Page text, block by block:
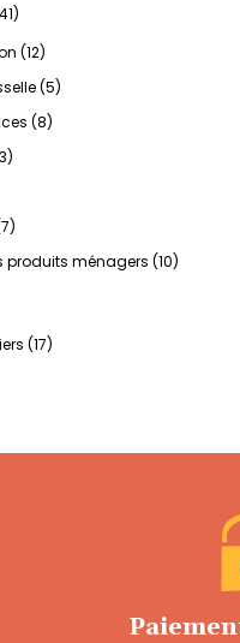
(12)
(5)
(8)
produits ménagers (10)
(17)